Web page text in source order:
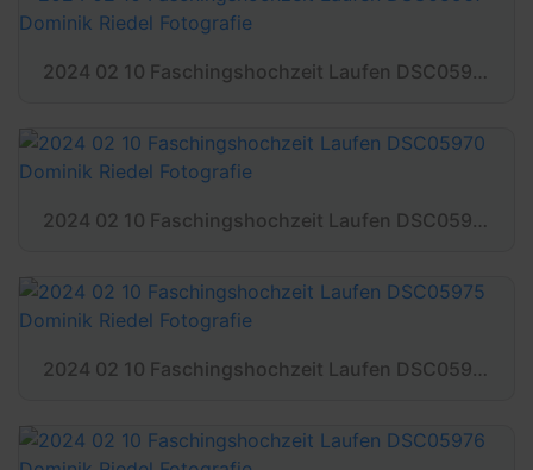
2024 02 10 Faschingshochzeit Laufen DSC05967 Dominik Riedel Fotografie
2024 02 10 Faschingshochzeit Laufen DSC05970 Dominik Riedel Fotografie
2024 02 10 Faschingshochzeit Laufen DSC05975 Dominik Riedel Fotografie